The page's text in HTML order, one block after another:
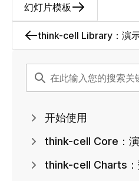
think-cell Library：演
幻灯片模板
开始使用
think-cell Core：
think-cell Charts：